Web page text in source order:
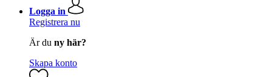
Logga in
Registrera nu
Är du ny här?
Skapa konto